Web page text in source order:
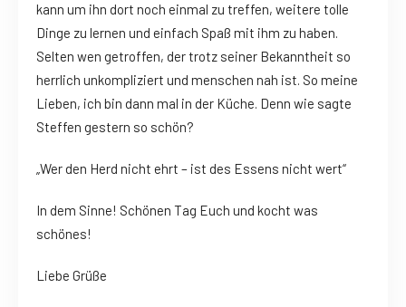
kann um ihn dort noch einmal zu treffen, weitere tolle
Dinge zu lernen und einfach Spaß mit ihm zu haben.
Selten wen getroffen, der trotz seiner Bekanntheit so
herrlich unkompliziert und menschen nah ist. So meine
Lieben, ich bin dann mal in der Küche. Denn wie sagte
Steffen gestern so schön?
„Wer den Herd nicht ehrt – ist des Essens nicht wert“
In dem Sinne! Schönen Tag Euch und kocht was
schönes!
Liebe Grüße